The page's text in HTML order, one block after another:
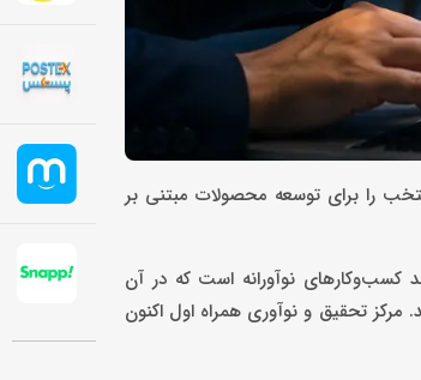
استودیو و با هدف توسعه راهکارهای نوآورانه، مرکز تحقیق و نوآوری همراه اول ۶ تیم منتخب را برای توسعه محصولات مبتنی بر
کسب‌وکارهای نوآورانه است که در آن
تحقیق و نوآوری همراه اول اکنون